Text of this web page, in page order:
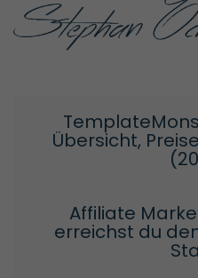
Übersicht,
Affiliate
erreichst du